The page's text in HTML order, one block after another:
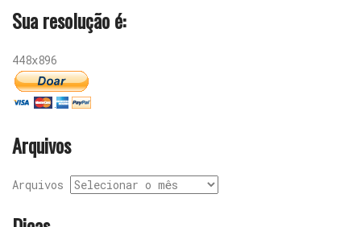
Sua resolução é:
448x896
Arquivos
Arquivos